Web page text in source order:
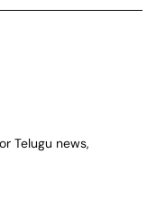
Telugu news,